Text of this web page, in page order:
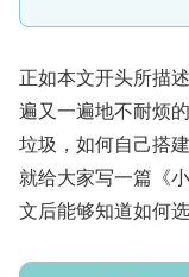
正如本文开头所描
遍又一遍地不耐烦
垃圾，如何自己搭
就给大家写一篇《
文后能够知道如何